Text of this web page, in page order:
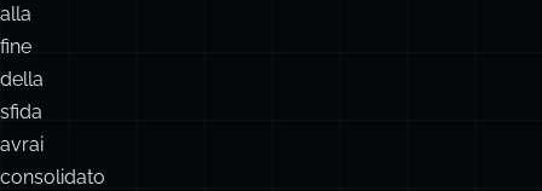
alla
fine
della
sfida
avrai
consolidato